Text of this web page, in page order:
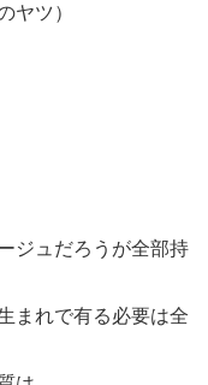
ヤツ）
ジュだろうが全部持
まれで有る必要は全